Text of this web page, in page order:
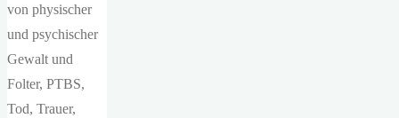
von physischer
und psychischer
Gewalt und
Folter, PTBS,
Tod, Trauer,